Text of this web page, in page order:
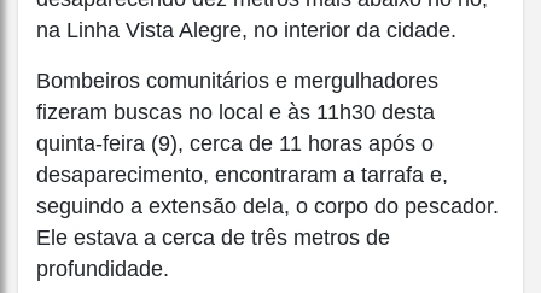
na Linha Vista Alegre, no interior da cidade.
Bombeiros comunitários e mergulhadores
fizeram buscas no local e às 11h30 desta
quinta-feira (9), cerca de 11 horas após o
desaparecimento, encontraram a tarrafa e,
seguindo a extensão dela, o corpo do pescador.
Ele estava a cerca de três metros de
profundidade.